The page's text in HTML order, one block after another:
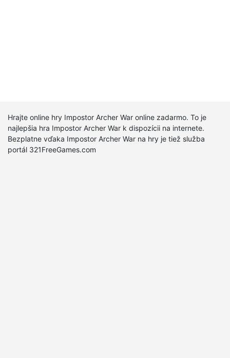
Hrajte online hry Impostor Archer War online zadarmo. To je
najlepšia hra Impostor Archer War k dispozícii na internete.
Bezplatne vďaka Impostor Archer War na hry je tiež služba
portál 321FreeGames.com